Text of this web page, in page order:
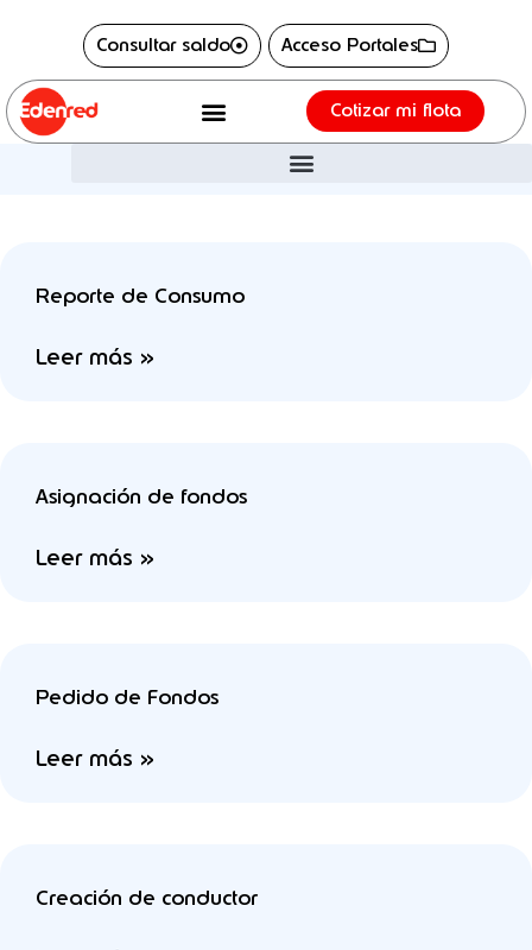
contenido
Consultar saldo Acceso Portales
Cotizar mi flota
Reporte de Consumo
Leer más »
Asignación de fondos
Leer más »
Pedido de Fondos
Leer más »
Creación de conductor